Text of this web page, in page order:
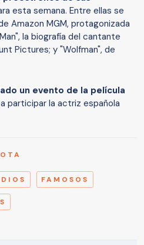
esta semana. Entre ellas se
Amazon MGM, protagonizada
la biografía del cantante
Pictures; y "Wolfman", de
un evento de la película
participar la actriz española
FAMOSOS